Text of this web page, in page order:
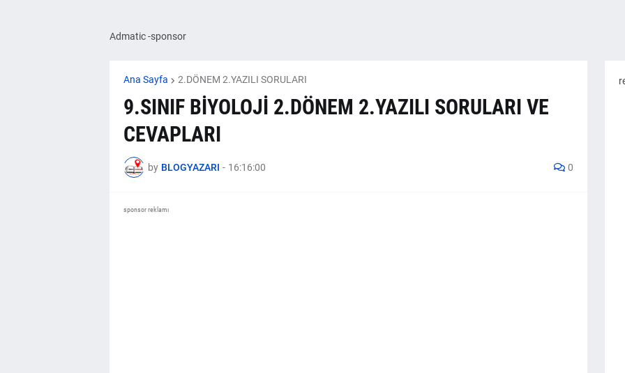
Admatic -sponsor
Ana Sayfa 2.DÖNEM 2.YAZILI SORULARI
9.SINIF BİYOLOJİ 2.DÖNEM 2.YAZILI SORULARI VE
CEVAPLARI
by BLOGYAZARI - 16:16:00 0
sponsor reklamı